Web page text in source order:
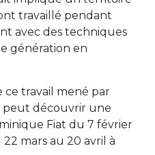
travaillé pendant
avec des techniques
génération en
travail mené par
peut découvrir une
Fiat du 7 février
22 mars au 20 avril à